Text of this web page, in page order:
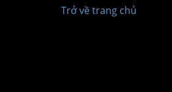
Trở về trang chủ